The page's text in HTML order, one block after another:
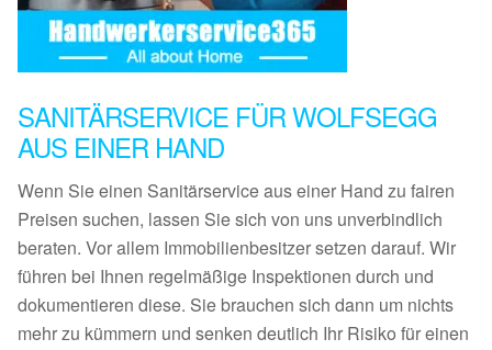
SANITÄRSERVICE FÜR WOLFSEGG
AUS EINER HAND
Wenn Sie einen Sanitärservice aus einer Hand zu fairen
Preisen suchen, lassen Sie sich von uns unverbindlich
beraten. Vor allem Immobilienbesitzer setzen darauf. Wir
führen bei Ihnen regelmäßige Inspektionen durch und
dokumentieren diese. Sie brauchen sich dann um nichts
mehr zu kümmern und senken deutlich Ihr Risiko für einen